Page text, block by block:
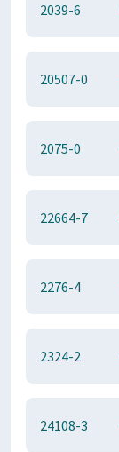
2039-6
20507-0
2075-0
22664-7
2276-4
2324-2
24108-3